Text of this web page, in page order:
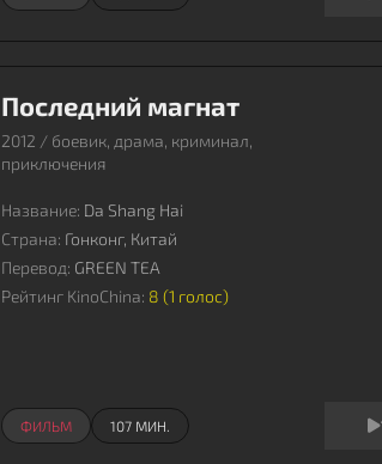
Последний магнат
2012 / боевик, драма, криминал,
приключения
ФИЛЬМ 107 МИН.
Название: Da Shang Hai
Страна: Гонконг, Китай
Перевод: GREEN TEA
Рейтинг KinoChina: 8 (1 голос)